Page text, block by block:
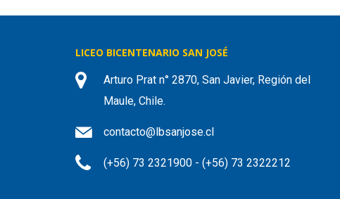
LICEO BICENTENARIO SAN JOSÉ
Arturo Prat n° 2870, San Javier, Región del
Maule, Chile.
contacto@lbsanjose.cl
(+56) 73 2321900 - (+56) 73 2322212